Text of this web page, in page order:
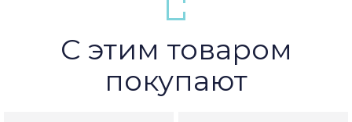
С этим товаром
покупают